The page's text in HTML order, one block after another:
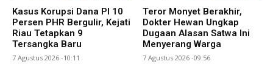
Kasus Korupsi Dana PI 10
Persen PHR Bergulir, Kejati
Riau Tetapkan 9
Tersangka Baru
7 Agustus 2026 -10:11
Teror Monyet Berakhir,
Dokter Hewan Ungkap
Dugaan Alasan Satwa Ini
Menyerang Warga
7 Agustus 2026 -09:56